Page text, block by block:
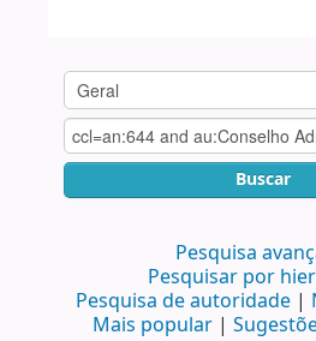
Buscar
Pesquisa
Pesquisar por
Pesquisa de autoridade
Mais popular